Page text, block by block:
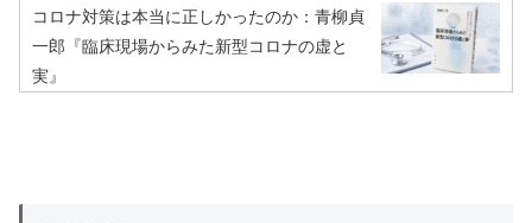
コロナ対策は本当に正しかったのか：青柳貞
一郎『臨床現場からみた新型コロナの虚と
実』